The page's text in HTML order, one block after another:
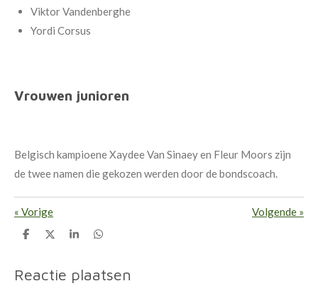
Viktor Vandenberghe
Yordi Corsus
Vrouwen junioren
Belgisch kampioene Xaydee Van Sinaey en Fleur Moors zijn
de twee namen die gekozen werden door de bondscoach.
« Vorige Volgende »
D
n
D
l
S
e
D
n
Reactie plaatsen